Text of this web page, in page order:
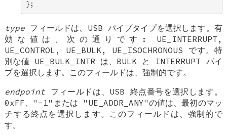
type フィールドは、USB パイプタイプを選択します。有
効な値は、次の通りです: UE_INTERRUPT,
UE_CONTROL, UE_BULK, UE_ISOCHRONOUS です。特
別な値 UE_BULK_INTR は、BULK と INTERRUPT パイ
プを選択します。このフィールドは、強制的です。
endpointフィールドは、USB 終点番号を選択します。
0xFF、"-1"または "UE_ADDR_ANY"の値は、最初のマッ
チする終点を選択します。このフィールドは、強制的で
す。